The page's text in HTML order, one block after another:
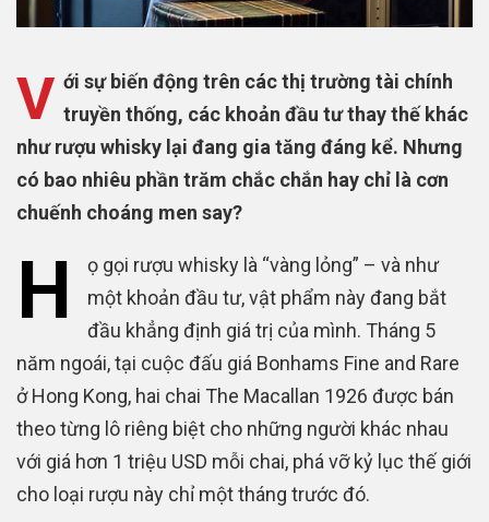
V ới sự biến động trên các thị trường tài chính
truyền thống, các khoản đầu tư thay thế khác
như rượu whisky lại đang gia tăng đáng kể. Nhưng
có bao nhiêu phần trăm chắc chắn hay chỉ là cơn
chuếnh choáng men say?
H
ọ gọi rượu whisky là “vàng lỏng” – và như
một khoản đầu tư, vật phẩm này đang bắt
đầu khẳng định giá trị của mình. Tháng 5
năm ngoái, tại cuộc đấu giá Bonhams Fine and Rare
ở Hong Kong, hai chai The Macallan 1926 được bán
theo từng lô riêng biệt cho những người khác nhau
với giá hơn 1 triệu USD mỗi chai, phá vỡ kỷ lục thế giới
cho loại rượu này chỉ một tháng trước đó.